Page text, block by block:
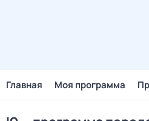
Главная Моя программа